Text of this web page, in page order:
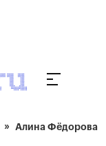
Алина Фёдорова